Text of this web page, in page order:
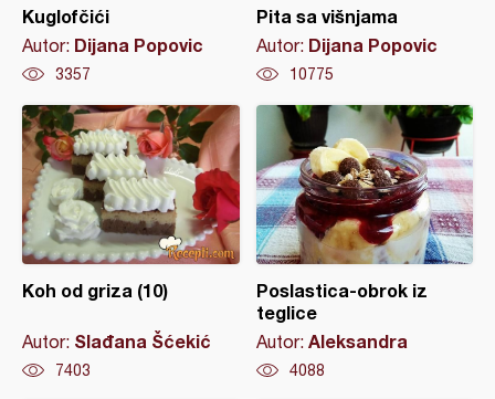
Kuglofčići
Autor: Dijana Popovic
3357
Pita sa višnjama
Autor: Dijana Popovic
10775
Koh od griza (10)
Autor: Slađana Šćekić
7403
Poslastica-obrok iz
teglice
Autor: Aleksandra
4088